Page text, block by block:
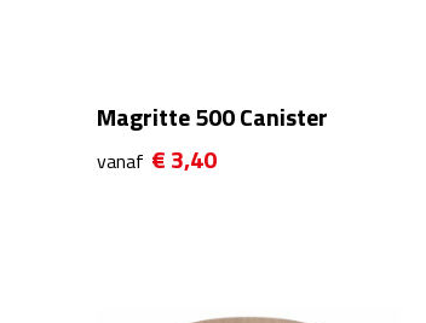
Magritte 500 Canister
vanaf € 3,40